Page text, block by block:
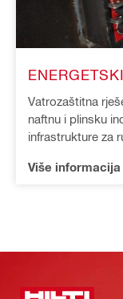
Vatrozaštitna
naftnu i plinsku
infrastrukture za
Više informacija